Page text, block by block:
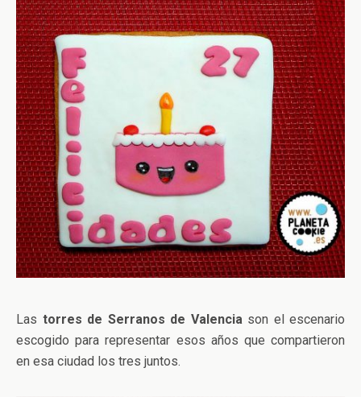
Las torres de Serranos de Valenciason el escenario
escogido para representar esos años que compartieron
en esa ciudad los tres juntos.